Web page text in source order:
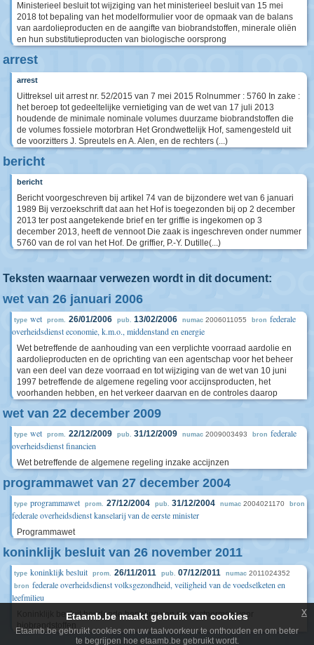
Ministerieel besluit tot wijziging van het ministerieel besluit van 15 mei
2018 tot bepaling van het modelformulier voor de opmaak van de balans
van aardolieproducten en de aangifte van biobrandstoffen, minerale oliën
en hun substitutieproducten van biologische oorsprong
arrest
arrest
Uittreksel uit arrest nr. 52/2015 van 7 mei 2015 Rolnummer : 5760 In zake :
het beroep tot gedeeltelijke vernietiging van de wet van 17 juli 2013
houdende de minimale nominale volumes duurzame biobrandstoffen die
de volumes fossiele motorbran Het Grondwettelijk Hof, samengesteld uit
de voorzitters J. Spreutels en A. Alen, en de rechters (...)
bericht
bericht
Bericht voorgeschreven bij artikel 74 van de bijzondere wet van 6 januari
1989 Bij verzoekschrift dat aan het Hof is toegezonden bij op 2 december
2013 ter post aangetekende brief en ter griffie is ingekomen op 3
december 2013, heeft de vennoot Die zaak is ingeschreven onder nummer
5760 van de rol van het Hof. De griffier, P.-Y. Dutille(...)
Teksten waarnaar verwezen wordt in dit document:
wet van 26 januari 2006
type wet prom. 26/01/2006 pub. 13/02/2006 numac 2006011055 bron federale
overheidsdienst economie, k.m.o., middenstand en energie
Wet betreffende de aanhouding van een verplichte voorraad aardolie en
aardolieproducten en de oprichting van een agentschap voor het beheer
van een deel van deze voorraad en tot wijziging van de wet van 10 juni
1997 betreffende de algemene regeling voor accijnsproducten, het
voorhanden hebben, en het verkeer daarvan en de controles daarop
wet van 22 december 2009
type wet prom. 22/12/2009 pub. 31/12/2009 numac 2009003493 bron federale
overheidsdienst financien
Wet betreffende de algemene regeling inzake accijnzen
programmawet van 27 december 2004
type programmawet prom. 27/12/2004 pub. 31/12/2004 numac 2004021170 bron
federale overheidsdienst kanselarij van de eerste minister
Programmawet
koninklijk besluit van 26 november 2011
type koninklijk besluit prom. 26/11/2011 pub. 07/12/2011 numac 2011024352
bron federale overheidsdienst volksgezondheid, veiligheid van de voedselketen en
leefmilieu
Koninklijk besluit houdende bepaling van productnormen voor
biobrandstoffen
Etaamb.be maakt gebruik van cookies
Etaamb.be gebruikt cookies om uw taalvoorkeur te onthouden en om beter
te begrijpen hoe etaamb.be gebruikt wordt.
x